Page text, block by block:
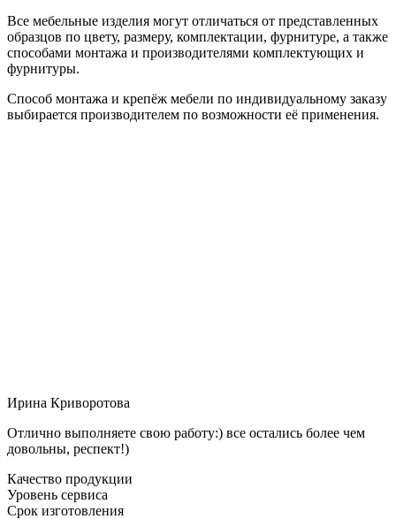
Все мебельные изделия могут отличаться от представленных
образцов по цвету, размеру, комплектации, фурнитуре, а также
способами монтажа и производителями комплектующих и
фурнитуры.
Способ монтажа и крепёж мебели по индивидуальному заказу
выбирается производителем по возможности её применения.
Ирина Криворотова
Отлично выполняете свою работу:) все остались более чем
довольны, респект!)
Качество продукции
Уровень сервиса
Срок изготовления